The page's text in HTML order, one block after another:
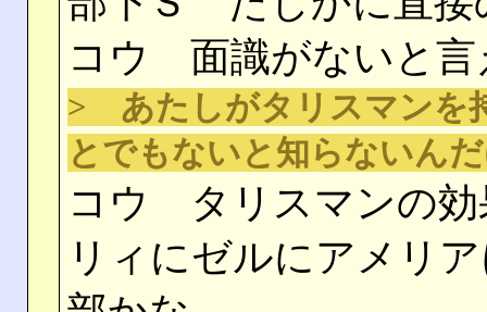
コウ 面識がないと言
> あたしがタリスマンを
とでもないと知らないん
コウ タリスマンの効
リィにゼルにアメリ